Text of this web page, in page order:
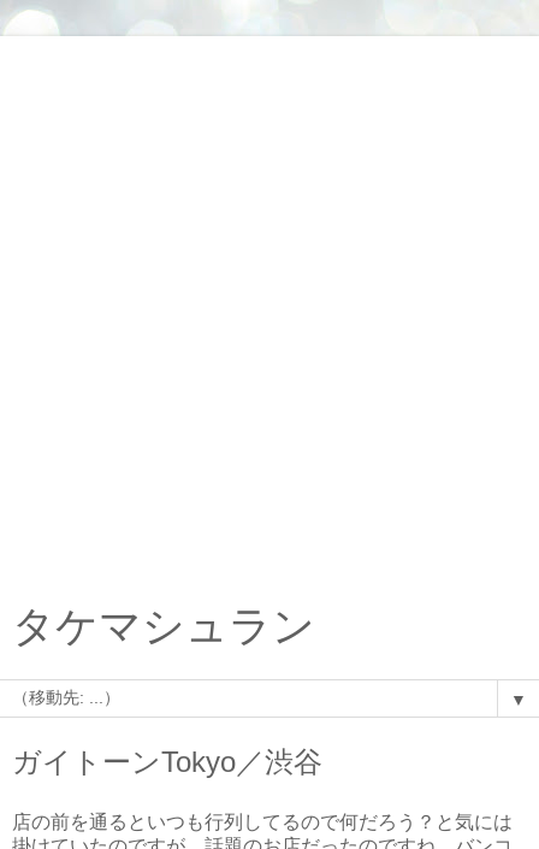
タケマシュラン
▼
ガイトーンTokyo／渋谷
店の前を通るといつも行列してるので何だろう？と気には